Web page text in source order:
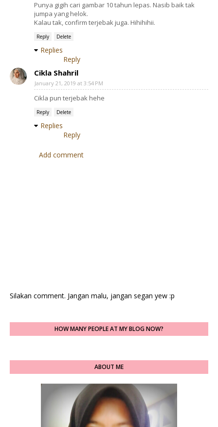
Punya gigih cari gambar 10 tahun lepas. Nasib baik tak
jumpa yang helok.
Kalau tak, confirm terjebak juga. Hihihihii.
Reply Delete
Replies
Reply
Cikla Shahril
January 21, 2019 at 3:54 PM
Cikla pun terjebak hehe
Reply Delete
Replies
Reply
Add comment
Silakan comment. Jangan malu, jangan segan yew :p
HOW MANY PEOPLE AT MY BLOG NOW?
ABOUT ME